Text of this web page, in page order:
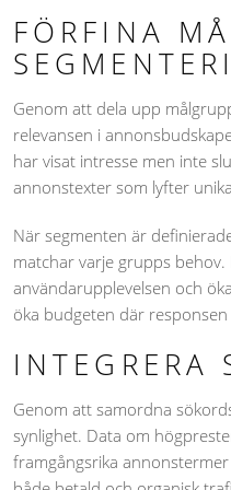
FÖRFINA
Genom att dela upp
relevansen i
har visat intresse men inte
annonstexter som lyfter
När segmenten är
matchar varje grupps
användarupplevelsen och
öka budgeten där
INTEGRERA
Genom att samordna
synlighet. Data om
framgångsrika